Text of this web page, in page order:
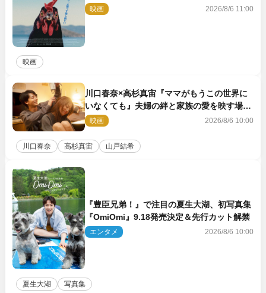
映画 2026/8/6 11:00
映画
川口春奈×高杉真宙『ママがもうこの世界に
いなくても』夫婦の絆と家族の愛を映す場面
写真公開
映画 2026/8/6 10:00
川口春奈 高杉真宙 山戸結希
『豊臣兄弟！』で注目の夏生大湖、初写真集
『OmiOmi』9.18発売決定＆先行カット解禁
エンタメ 2026/8/6 10:00
夏生大湖 写真集